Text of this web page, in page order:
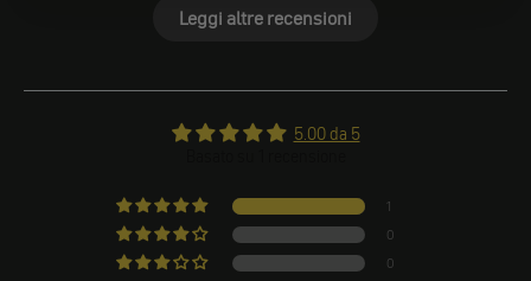
Leggi altre recensioni
5.00 da 5
1
0
0